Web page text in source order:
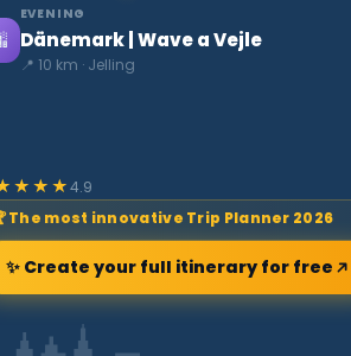
EVENING
Dänemark | Wave a Vejle
📍 10 km · Jelling
4.9
The most innovative Trip Planner 2026
✨ Create your full itinerary for free